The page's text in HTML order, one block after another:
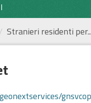
Stranieri residenti per...